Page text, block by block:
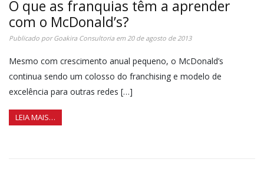
O que as franquias têm a aprender
com o McDonald’s?
Publicado porGoakira Consultoriaem20 de agosto de 2013
Mesmo com crescimento anual pequeno, o McDonald’s
continua sendo um colosso do franchising e modelo de
excelência para outras redes […]
LEIA MAIS…